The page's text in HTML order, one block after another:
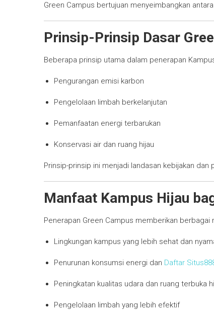
Green Campus bertujuan menyeimbangkan
Prinsip-Prinsip Dasar
Beberapa prinsip utama dalam penerapan
Pengurangan emisi karbon
Pengelolaan limbah berkelanjutan
Pemanfaatan energi terbarukan
Konservasi air dan ruang hijau
Prinsip-prinsip ini menjadi landasan kebijakan
Manfaat Kampus Hijau
Penerapan Green Campus memberikan berbagai
Lingkungan kampus yang lebih sehat dan
Penurunan konsumsi energi dan Daftar
Peningkatan kualitas udara dan ruang terbuka
Pengelolaan limbah yang lebih efektif